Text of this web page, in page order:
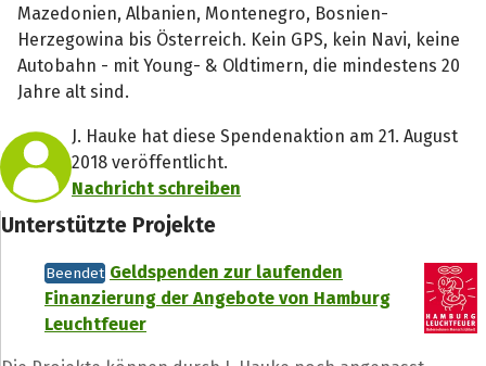
Mazedonien, Albanien, Montenegro, Bosnien-
Herzegowina bis Österreich. Kein GPS, kein Navi, keine
Autobahn - mit Young- & Oldtimern, die mindestens 20
Jahre alt sind.
J. Hauke hat diese Spendenaktion am 21. August
2018 veröffentlicht.
Nachricht schreiben
Unterstützte Projekte
Beendet Geldspenden zur laufenden
Finanzierung der Angebote von Hamburg
Leuchtfeuer
Teile die Spendenaktion
Messenger